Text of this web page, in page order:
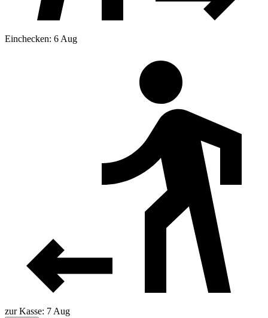
Einchecken: 6 Aug
zur Kasse: 7 Aug